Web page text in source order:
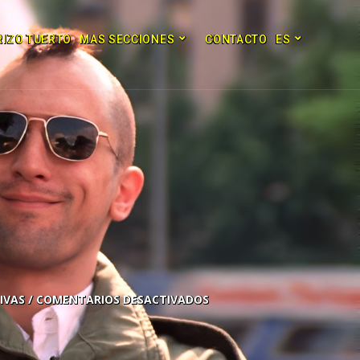
TUERTO MAS SECCIONES CONTACTO ES
COMENTARIOS DESACTIVADOS
2x